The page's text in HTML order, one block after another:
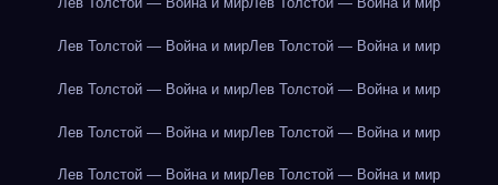
Лев Толстой — Война и мирЛев Толстой — Война и мир
Лев Толстой — Война и мирЛев Толстой — Война и мир
Лев Толстой — Война и мирЛев Толстой — Война и мир
Лев Толстой — Война и мирЛев Толстой — Война и мир